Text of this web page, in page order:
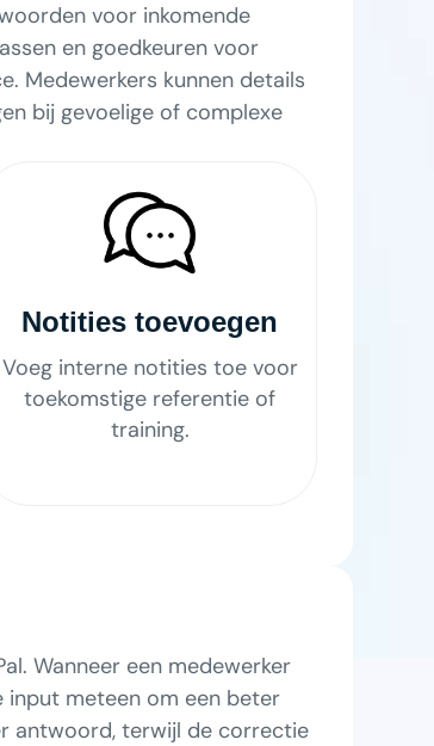
voor inkomende
en goedkeuren voor
Medewerkers kunnen details
bij gevoelige of complexe
Notities toevoegen
Voeg interne notities toe voor
toekomstige referentie of
training.
Wanneer een medewerker
meteen om een beter
antwoord, terwijl de correctie